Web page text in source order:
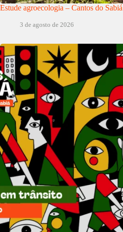
Estude agroecologia – Cantos do Sabiá
3 de agosto de 2026